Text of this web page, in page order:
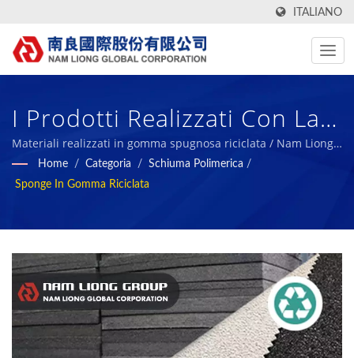
ITALIANO
I Prodotti Realizzati Con La
Spugna Di Gomma Riciclata
Possono Non Solo Ridurre I
Liong - Produttore
Professionale Di Compositi
In Schiuma Polimerica.
Materiali realizzati in gomma spugnosa riciclata / Nam Liong -
Produttore professionale di compositi in schiuma polimerica.
Home / Categoria / Schiuma Polimerica /
Sponge In Gomma Riciclata